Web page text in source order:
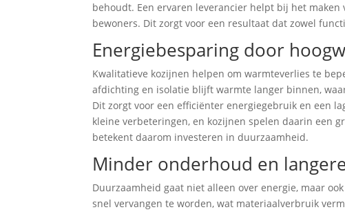
behoudt. Een ervaren leverancier helpt bij het
bewoners. Dit zorgt voor een resultaat dat zowel
Energiebesparing door
Kwalitatieve kozijnen helpen om warmteverlies te
afdichting en isolatie blijft warmte langer binnen,
Dit zorgt voor een efficiënter energiegebruik en een
kleine verbeteringen, en kozijnen spelen daarin een
betekent daarom investeren in duurzaamheid.
Minder onderhoud en
Duurzaamheid gaat niet alleen over energie, maar
snel vervangen te worden, wat materiaalverbruik